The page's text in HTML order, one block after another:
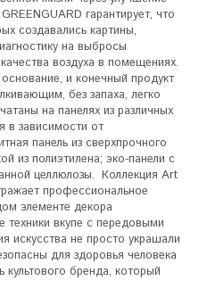
гарантирует, что
создавались картины,
на выбросы
воздуха в помещениях.
и конечный продукт
без запаха, легко
на панелях из различных
в зависимости от
панель из сверхпрочного
из полиэтилена; эко-панели с
целлюлозы.  Коллекция Art
профессиональное
элементе декора
техники вкупе с передовыми
искусства не просто украшали
для здоровья человека
бренда, который